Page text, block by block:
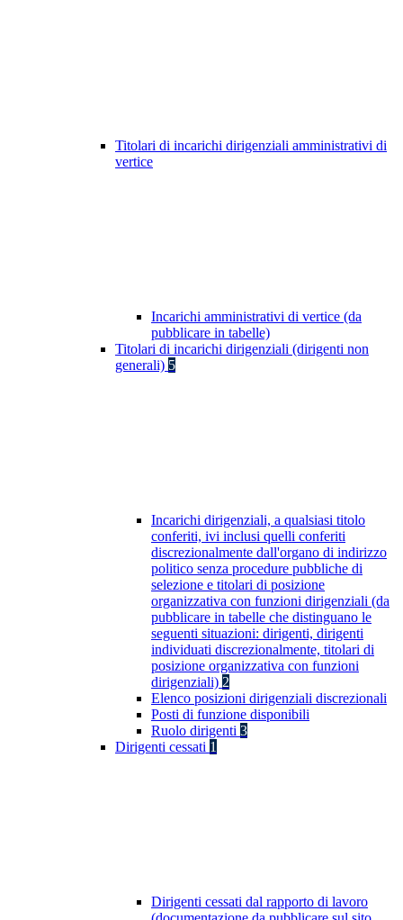
Titolari di incarichi dirigenziali amministrativi di
vertice
Incarichi amministrativi di vertice (da
pubblicare in tabelle)
Titolari di incarichi dirigenziali (dirigenti non
generali) 5
Incarichi dirigenziali, a qualsiasi titolo
conferiti, ivi inclusi quelli conferiti
discrezionalmente dall'organo di indirizzo
politico senza procedure pubbliche di
selezione e titolari di posizione
organizzativa con funzioni dirigenziali (da
pubblicare in tabelle che distinguano le
seguenti situazioni: dirigenti, dirigenti
individuati discrezionalmente, titolari di
posizione organizzativa con funzioni
dirigenziali) 2
Elenco posizioni dirigenziali discrezionali
Posti di funzione disponibili
Ruolo dirigenti 3
Dirigenti cessati 1
Dirigenti cessati dal rapporto di lavoro